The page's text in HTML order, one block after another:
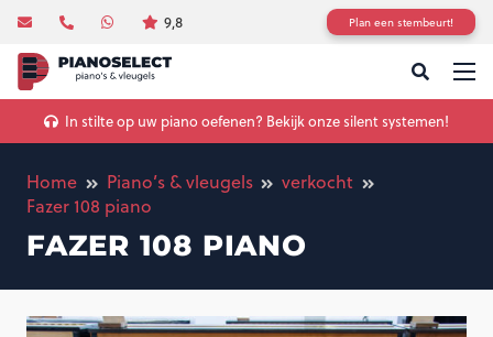
9,8 Plan een stembeurt!
In stilte op uw piano oefenen? Bekijk onze silent systemen!
Home Piano’s & vleugels
verkocht
Fazer 108 piano
FAZER 108 PIANO